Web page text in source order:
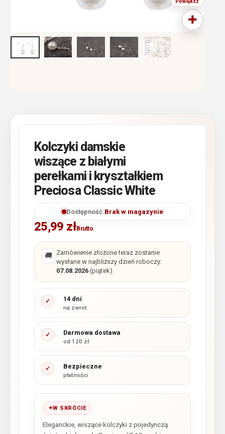
Kolczyki damskie
wiszące z białymi
perełkami i kryształkiem
Preciosa Classic White
Dostępność:Brak w magazynie
25,99 złBrutto
🚚 Zamówienie złożone teraz zostanie
wysłane w najbliższy dzień roboczy:
07.08.2026(piątek).
✓ 14 dni
na zwrot
✓ Darmowa dostawa
od 120 zł
✓ Bezpieczne
płatności
W SKRÓCIE
Eleganckie, wiszące kolczyki z pojedynczą